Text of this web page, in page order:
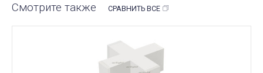
Смотрите также СРАВНИТЬ ВСЕ